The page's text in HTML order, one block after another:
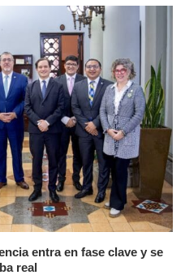
entra en fase clave y se
real